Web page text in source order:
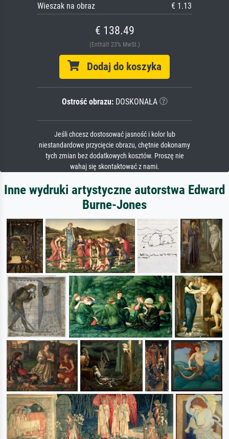
Wieszak na obraz
€ 1.13
€ 138.49
(Enthält 23% MwSt.)
Dodaj do koszyka
Ostrość obrazu:DOSKONAŁA
Jeśli chcesz dostosować jasność i kolor lub
niestandardowe przycięcie obrazu, chętnie dokonamy
tych zmian bez dodatkowych kosztów. Proszę nie
wahaj się skontaktować z nami.
Inne wydruki artystyczne autorstwa Edward
Burne-Jones